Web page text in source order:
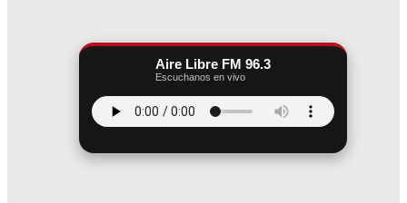
Aire Libre FM 96.3
Escuchanos en vivo